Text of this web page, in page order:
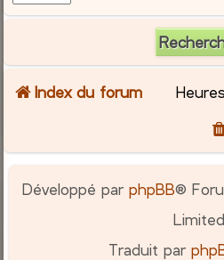
Index du forum
Développé parphpBB®
Limited
Traduit par